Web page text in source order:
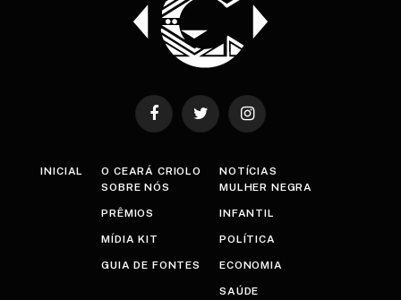
FacebookTwitter Instagram
INICIAL
O CEARÁ CRIOLO
SOBRE NÓS
PRÊMIOS
MÍDIA KIT
GUIA DE FONTES
NOTÍCIAS
MULHER NEGRA
INFANTIL
POLÍTICA
ECONOMIA
SAÚDE